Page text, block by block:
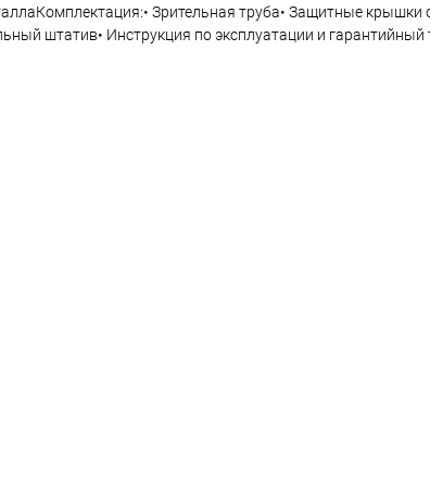
Зрительная труба• Защитные крышки
штатив• Инструкция по эксплуатации и гарантийный